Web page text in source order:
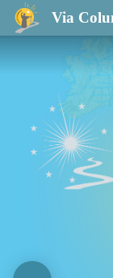
Via
Maison Paroissiale